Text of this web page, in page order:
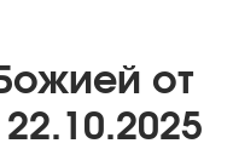
от